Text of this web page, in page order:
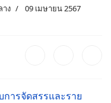
ง
09 เมษายน 2567
ารจัดสรรและราย